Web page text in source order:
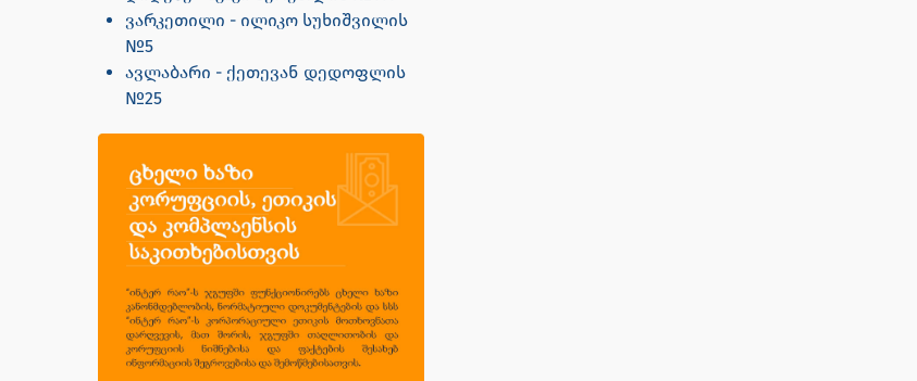
ვარკეთილი - ილიკო სუხიშვილის
№5
ავლაბარი - ქეთევან დედოფლის
№25